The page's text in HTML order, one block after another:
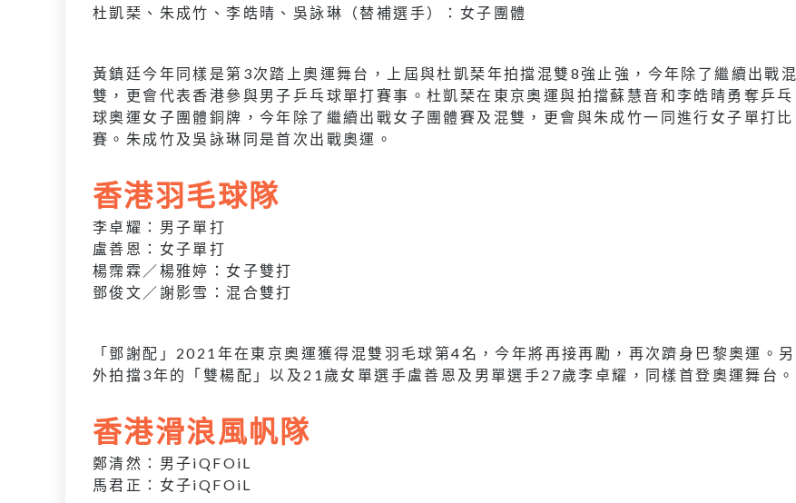
杜凱琹、朱成竹、李皓晴、吳詠琳（替補選手）：女子團體
黃鎮廷今年同樣是第3次踏上奧運舞台，上屆與杜凱琹年拍擋混雙8強止強，今年除了繼續出戰混
雙，更會代表香港參與男子乒乓球單打賽事。杜凱琹在東京奧運與拍擋蘇慧音和李皓晴勇奪乒乓
球奧運女子團體銅牌，今年除了繼續出戰女子團體賽及混雙，更會與朱成竹一同進行女子單打比
賽。朱成竹及吳詠琳同是首次出戰奧運。
香港羽毛球隊
李卓耀：男子單打
盧善恩：女子單打
楊霈霖／楊雅婷：女子雙打
鄧俊文／謝影雪：混合雙打
「鄧謝配」2021年在東京奧運獲得混雙羽毛球第4名，今年將再接再勵，再次躋身巴黎奧運。另
外拍擋3年的「雙楊配」以及21歲女單選手盧善恩及男單選手27歲李卓耀，同樣首登奧運舞台。
香港滑浪風帆隊
鄭清然：男子iQFOiL
馬君正：女子iQFOiL